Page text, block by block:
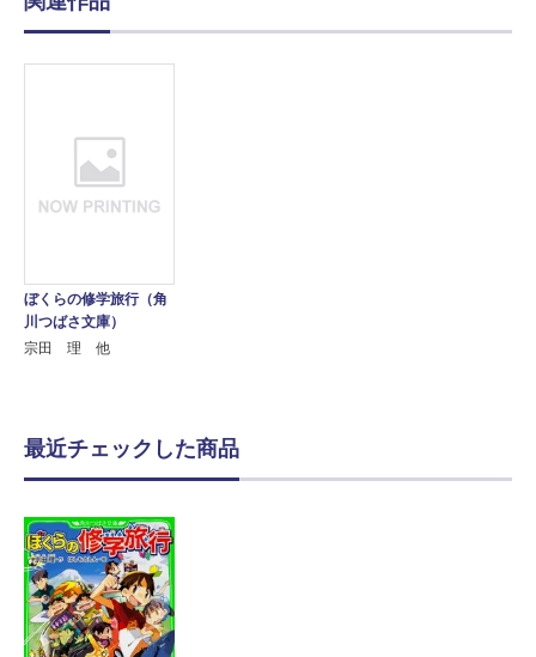
ぼくらの修学旅行（角
川つばさ文庫）
宗田 理 他
最近チェックした商品